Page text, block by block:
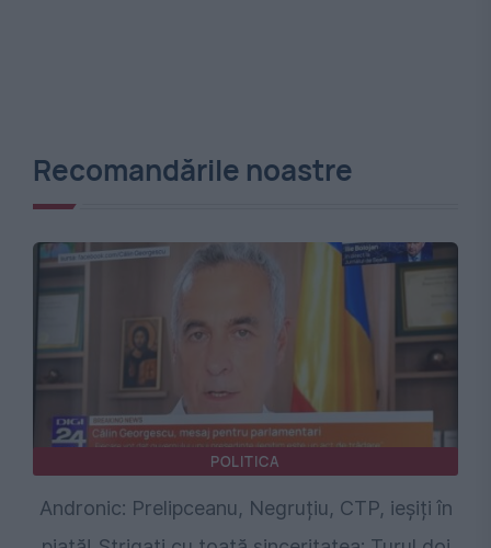
Recomandările noastre
POLITICA
Andronic: Prelipceanu, Negruțiu, CTP, ieșiți în